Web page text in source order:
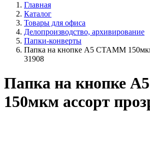
Главная
Каталог
Товары для офиса
Делопроизводство, архивирование
Папки-конверты
Папка на кнопке А5 СТАММ 150мкм
31908
Папка на кнопке
150мкм ассорт